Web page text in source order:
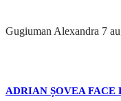
Gugiuman Alexandra 7
ADRIAN ȘOVEA FACE